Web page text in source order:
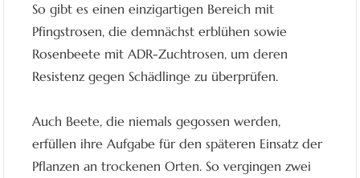
So gibt es einen einzigartigen Bereich mit
Pfingstrosen, die demnächst erblühen sowie
Rosenbeete mit ADR-Zuchtrosen, um deren
Resistenz gegen Schädlinge zu überprüfen.
Auch Beete, die niemals gegossen werden,
erfüllen ihre Aufgabe für den späteren Einsatz der
Pflanzen an trockenen Orten. So vergingen zwei